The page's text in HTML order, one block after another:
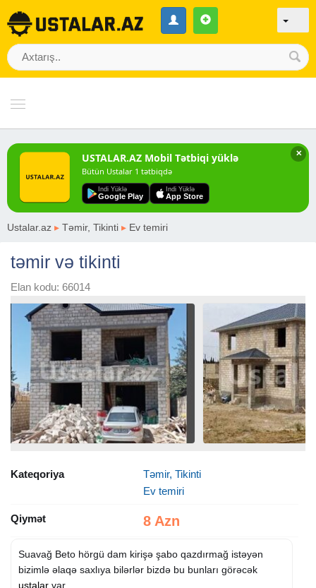
✕
USTALAR.AZ Mobil Tətbiqi yüklə
Bütün Ustalar 1 tətbiqdə
Indi Yüklə
Google Play
Indi Yüklə
App Store
Ustalar.az ▸ Təmir, Tikinti ▸ Ev temiri
təmir və tikinti
Elan kodu: 66014
Kateqoriya
Təmir, Tikinti
Ev temiri
Qiymət 8 Azn
Suavağ Beto hörgü dam kirişə şabo qazdırmağ istəyən
bizimlə əlaqə saxlıya bilərlər bizdə bu bunları görəcək
ustalar var